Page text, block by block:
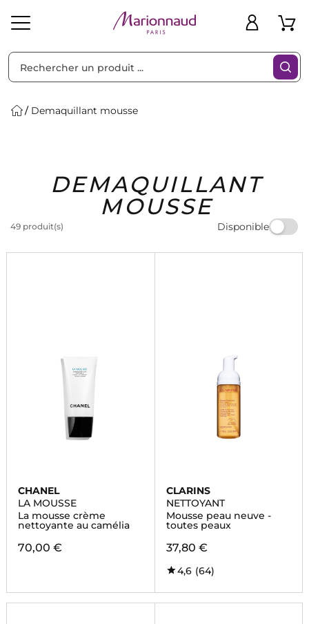
Solaire Homme Marques Idées
Cadeaux
Bons
Plans
Demaquillant mousse
DEMAQUILLANT
MOUSSE
49 produit(s) Disponible
Filtres
CHANEL
LA MOUSSE
La mousse crème
nettoyante au camélia
70,00 €
CLARINS
NETTOYANT
Mousse peau neuve -
toutes peaux
37,80 €
4,6 (64)